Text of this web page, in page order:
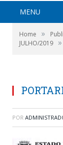
MENU
Home »
JULHO/2019 »
POR